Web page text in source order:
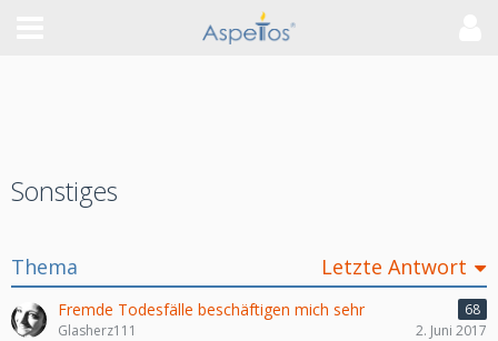
Sonstiges
Thema Letzte Antwort
Fremde Todesfälle beschäftigen mich sehr
68
Glasherz111
2. Juni 2017